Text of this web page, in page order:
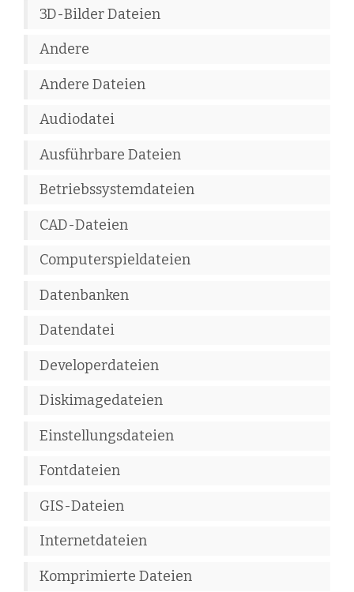
3D-Bilder Dateien
Andere
Andere Dateien
Audiodatei
Ausführbare Dateien
Betriebssystemdateien
CAD-Dateien
Computerspieldateien
Datenbanken
Datendatei
Developerdateien
Diskimagedateien
Einstellungsdateien
Fontdateien
GIS-Dateien
Internetdateien
Komprimierte Dateien